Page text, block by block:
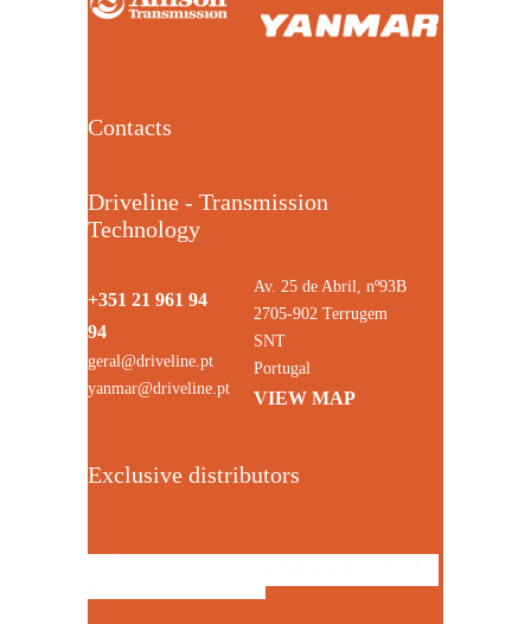
Contacts
Driveline - Transmission
Technology
+351 21 961 94
94
geral@driveline.pt
yanmar@driveline.pt
Av. 25 de Abril, nº93B
2705-902 Terrugem
SNT
Portugal
VIEW MAP
Exclusive distributors